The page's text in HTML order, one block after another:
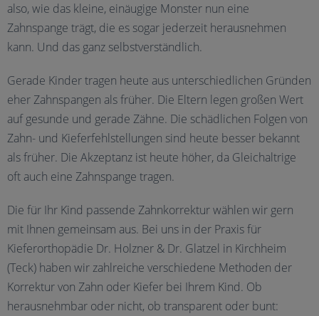
also, wie das kleine, einäugige Monster nun eine
Zahnspange trägt, die es sogar jederzeit herausnehmen
kann. Und das ganz selbstverständlich.
Gerade Kinder tragen heute aus unterschiedlichen Gründen
eher Zahnspangen als früher. Die Eltern legen großen Wert
auf gesunde und gerade Zähne. Die schädlichen Folgen von
Zahn- und Kieferfehlstellungen sind heute besser bekannt
als früher. Die Akzeptanz ist heute höher, da Gleichaltrige
oft auch eine Zahnspange tragen.
Die für Ihr Kind passende Zahnkorrektur wählen wir gern
mit Ihnen gemeinsam aus. Bei uns in der Praxis für
Kieferorthopädie Dr. Holzner & Dr. Glatzel in Kirchheim
(Teck) haben wir zahlreiche verschiedene Methoden der
Korrektur von Zahn oder Kiefer bei Ihrem Kind. Ob
herausnehmbar oder nicht, ob transparent oder bunt: